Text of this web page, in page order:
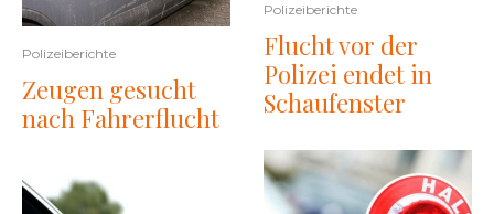
Polizeiberichte
Zeugen gesucht
nach Fahrerflucht
Polizeiberichte
Flucht vor der
Polizei endet in
Schaufenster